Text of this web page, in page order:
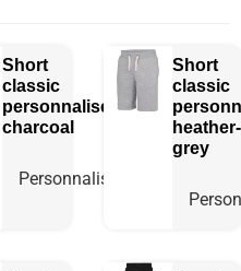
Short
classic
personnalisé
charcoal
Personnaliser
Short
classic
heather-
grey